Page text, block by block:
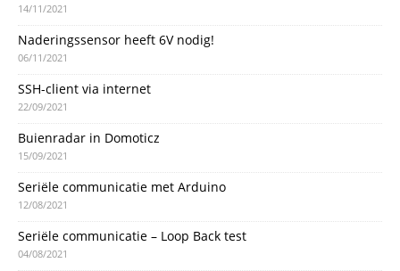
14/11/2021
Naderingssensor heeft 6V nodig!
06/11/2021
SSH-client via internet
22/09/2021
Buienradar in Domoticz
15/09/2021
Seriële communicatie met Arduino
12/08/2021
Seriële communicatie – Loop Back test
04/08/2021